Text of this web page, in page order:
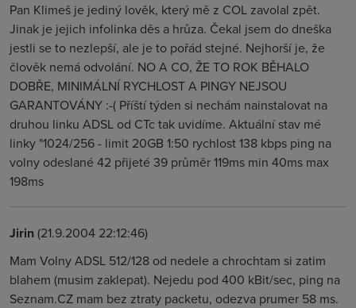
Pan Klimeš je jediný lověk, který mě z COL zavolal zpět.
Jinak je jejich infolinka děs a hrůza. Čekal jsem do dneška
jestli se to nezlepší, ale je to pořád stejné. Nejhorší je, že
člověk nemá odvolání. NO A CO, ŽE TO ROK BĚHALO
DOBŘE, MINIMÁLNÍ RYCHLOST A PINGY NEJSOU
GARANTOVÁNY :-( Příští týden si nechám nainstalovat na
druhou linku ADSL od CTc tak uvidíme. Aktuální stav mé
linky "1024/256 - limit 20GB 1:50 rychlost 138 kbps ping na
volny odeslané 42 přijeté 39 průměr 119ms min 40ms max
198ms
Jirin(21.9.2004 22:12:46)
Mam Volny ADSL 512/128 od nedele a chrochtam si zatim
blahem (musim zaklepat). Nejedu pod 400 kBit/sec, ping na
Seznam.CZ mam bez ztraty packetu, odezva prumer 58 ms.